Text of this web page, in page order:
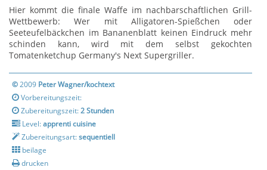
Hier kommt die finale Waffe im nachbarschaftlichen Grill-
Wettbewerb: Wer mit Alligatoren-Spießchen oder
Seeteufelbäckchen im Bananenblatt keinen Eindruck mehr
schinden kann, wird mit dem selbst gekochten
Tomatenketchup Germany's Next Supergriller.
©2009 Peter Wagner/kochtext
Vorbereitungszeit:
Zubereitungszeit:2 Stunden
Level:apprenti cuisine
Zubereitungsart:sequentiell
beilage
drucken